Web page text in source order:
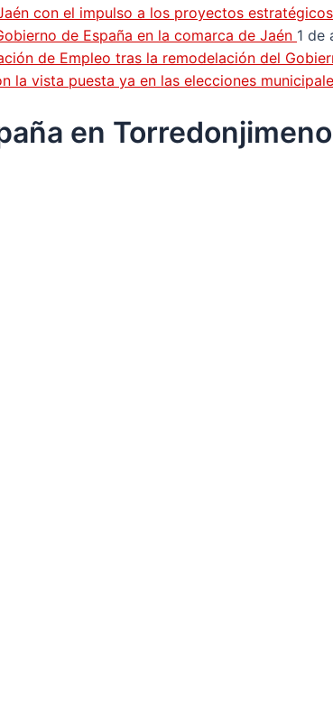
con el impulso a los proyectos
de España en la comarca de Jaén 1 de
de Empleo tras la remodelación del
la vista puesta ya en las elecciones
en